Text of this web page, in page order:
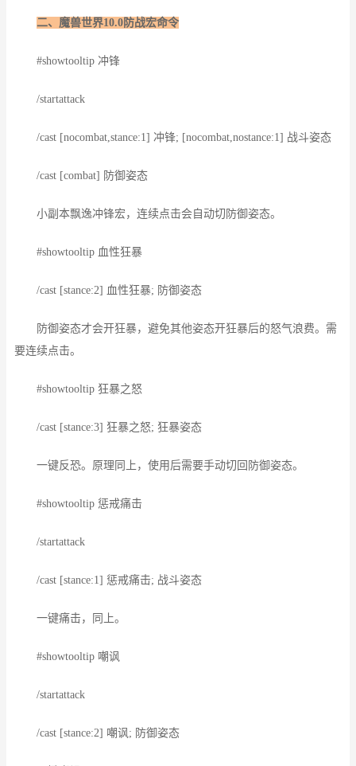
二、魔兽世界10.0防战宏命令
#showtooltip 冲锋
/startattack
/cast [nocombat,stance:1] 冲锋; [nocombat,nostance:1] 战斗姿态
/cast [combat] 防御姿态
小副本飘逸冲锋宏，连续点击会自动切防御姿态。
#showtooltip 血性狂暴
/cast [stance:2] 血性狂暴; 防御姿态
防御姿态才会开狂暴，避免其他姿态开狂暴后的怒气浪费。需
要连续点击。
#showtooltip 狂暴之怒
/cast [stance:3] 狂暴之怒; 狂暴姿态
一键反恐。原理同上，使用后需要手动切回防御姿态。
#showtooltip 惩戒痛击
/startattack
/cast [stance:1] 惩戒痛击; 战斗姿态
一键痛击，同上。
#showtooltip 嘲讽
/startattack
/cast [stance:2] 嘲讽; 防御姿态